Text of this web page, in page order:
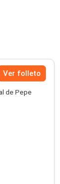
Ver folleto
de Pepe